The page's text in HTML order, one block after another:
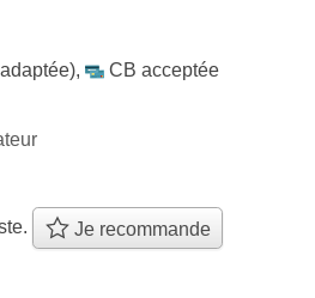
,
CB acceptée
Je recommande